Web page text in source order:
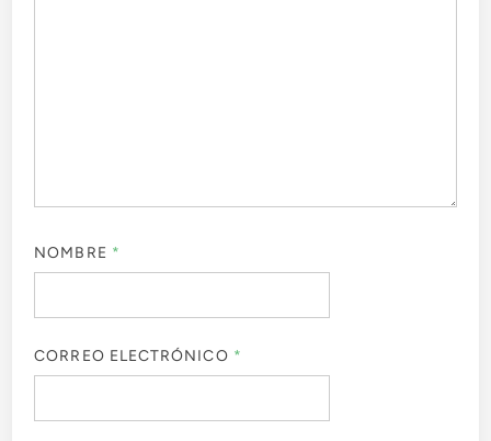
NOMBRE *
CORREO ELECTRÓNICO *